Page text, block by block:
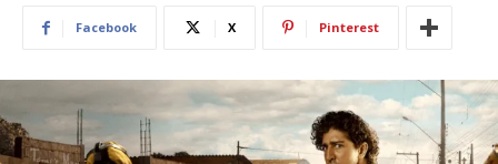
Facebook X Pinterest